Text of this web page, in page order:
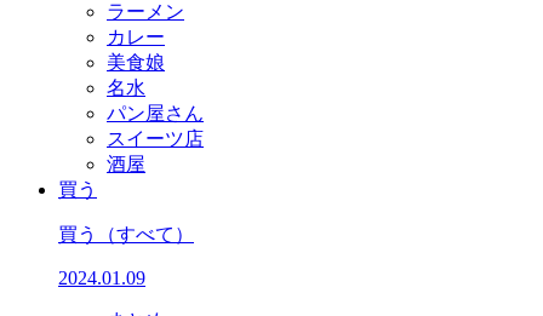
ラーメン
カレー
美食娘
名水
パン屋さん
スイーツ店
酒屋
買う
買う （すべて）
2024.01.09